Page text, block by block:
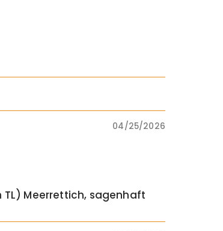
04/25/2026
TL) Meerrettich, sagenhaft